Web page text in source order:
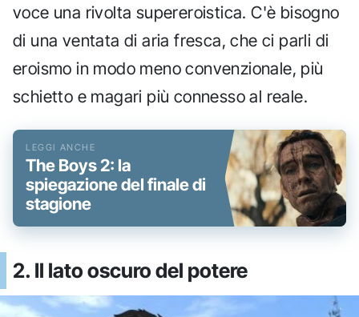
voce una rivolta supereroistica. C'è bisogno
di una ventata di aria fresca, che ci parli di
eroismo in modo meno convenzionale, più
schietto e magari più connesso al reale.
The Boys 2: la
spiegazione del finale di
stagione
2. Il lato oscuro del potere